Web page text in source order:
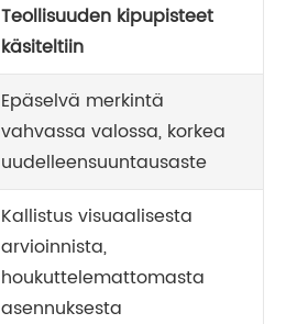
Teollisuuden kipupisteet
käsiteltiin
Epäselvä merkintä
vahvassa valossa, korkea
uudelleensuuntausaste
Kallistus visuaalisesta
arvioinnista,
houkuttelemattomasta
asennuksesta